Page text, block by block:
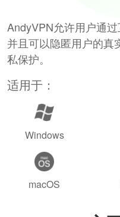
AndyVPN允许用户通
并且可以隐匿用户的真
私保护。
适用于：
Windows
macOS